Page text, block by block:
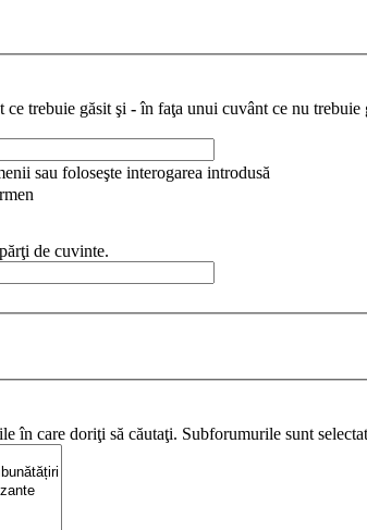
trebuie găsit şi -în faţa unui cuvânt ce nu trebuie
sau foloseşte interogarea introdusă
de cuvinte.
în care doriţi să căutaţi. Subforumurile sunt